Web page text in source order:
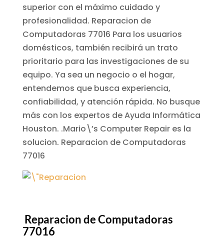
superior con el máximo cuidado y
profesionalidad. Reparacion de
Computadoras 77016 Para los usuarios
domésticos, también recibirá un trato
prioritario para las investigaciones de su
equipo. Ya sea un negocio o el hogar,
entendemos que busca experiencia,
confiabilidad, y atención rápida. No busque
más con los expertos de Ayuda Informática
Houston. .Mario\’s Computer Repair es la
solucion. Reparacion de Computadoras
77016
Reparacion de Computadoras
77016